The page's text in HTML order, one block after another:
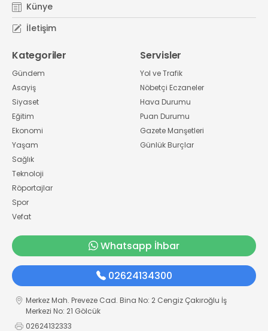
Künye
İletişim
Kategoriler
Gündem
Asayiş
Siyaset
Eğitim
Ekonomi
Yaşam
Sağlık
Teknoloji
Röportajlar
Spor
Vefat
Servisler
Yol ve Trafik
Nöbetçi Eczaneler
Hava Durumu
Puan Durumu
Gazete Manşetleri
Günlük Burçlar
Whatsapp İhbar
02624134300
Merkez Mah. Preveze Cad. Bina No: 2 Cengiz Çakıroğlu İş
Merkezi No: 21 Gölcük
02624132333